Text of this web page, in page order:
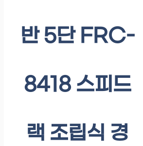
반 5단 FRC-
8418 스피드
랙 조립식 경